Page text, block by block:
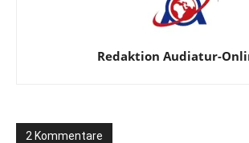
Redaktion Audiatur-
2 Kommentare